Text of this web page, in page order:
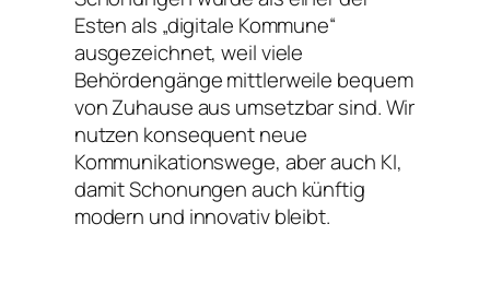
Esten als „digitale Kommune“
ausgezeichnet, weil viele
Behördengänge mittlerweile bequem
von Zuhause aus umsetzbar sind. Wir
nutzen konsequent neue
Kommunikationswege, aber auch KI,
damit Schonungen auch künftig
modern und innovativ bleibt.